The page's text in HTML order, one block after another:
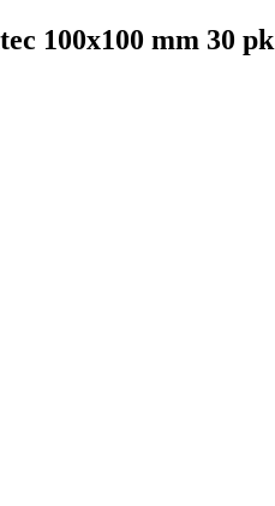
100x100 mm 30 pk